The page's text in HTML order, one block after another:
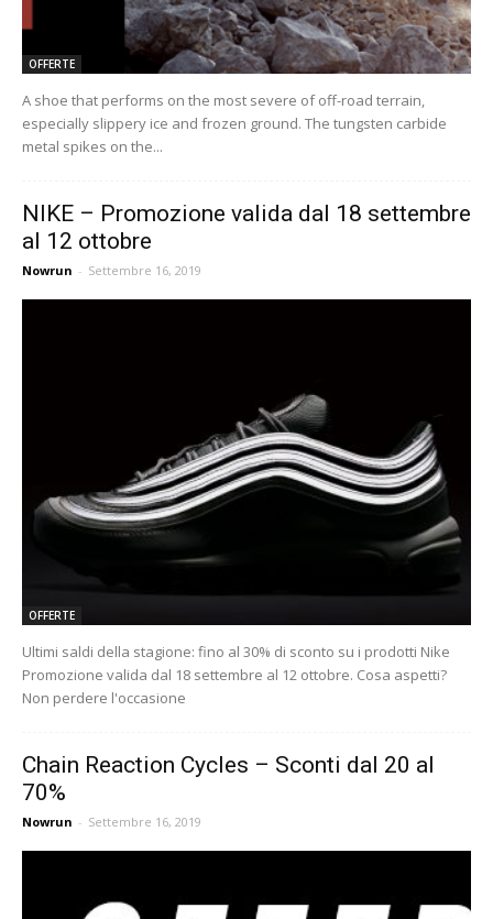
OFFERTE
A shoe that performs on the most severe of off-road terrain,
especially slippery ice and frozen ground. The tungsten carbide
metal spikes on the...
NIKE – Promozione valida dal 18 settembre
al 12 ottobre
Nowrun - Settembre 16, 2019
OFFERTE
Ultimi saldi della stagione: fino al 30% di sconto su i prodotti Nike
Promozione valida dal 18 settembre al 12 ottobre. Cosa aspetti?
Non perdere l'occasione
Chain Reaction Cycles – Sconti dal 20 al
70%
Nowrun - Settembre 16, 2019